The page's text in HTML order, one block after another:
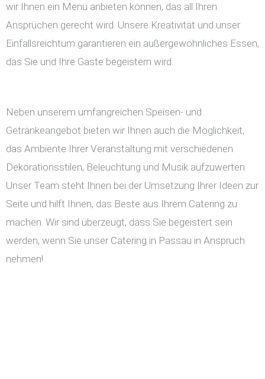
wir Ihnen ein Menü anbieten können, das all Ihren
Ansprüchen gerecht wird. Unsere Kreativität und unser
Einfallsreichtum garantieren ein außergewöhnliches Essen,
das Sie und Ihre Gäste begeistern wird.
Neben unserem umfangreichen Speisen- und
Getränkeangebot bieten wir Ihnen auch die Möglichkeit,
das Ambiente Ihrer Veranstaltung mit verschiedenen
Dekorationsstilen, Beleuchtung und Musik aufzuwerten.
Unser Team steht Ihnen bei der Umsetzung Ihrer Ideen zur
Seite und hilft Ihnen, das Beste aus Ihrem Catering zu
machen. Wir sind überzeugt, dass Sie begeistert sein
werden, wenn Sie unser Catering in Passau in Anspruch
nehmen!